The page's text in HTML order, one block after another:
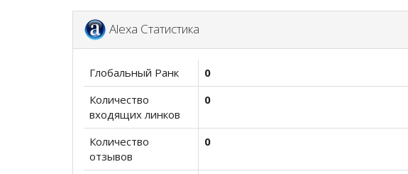
Alexa Статистика
Глобальный Ранк
0
Количество
входящих линков
0
Количество
отзывов
0